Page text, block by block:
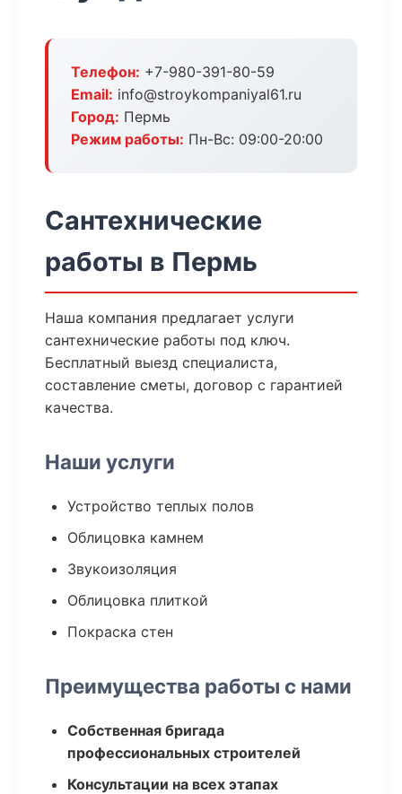
Телефон: +7-980-391-80-59
Email: info@stroykompaniyal61.ru
Город: Пермь
Режим работы: Пн-Вс: 09:00-20:00
Сантехнические
работы в Пермь
Наша компания предлагает услуги
сантехнические работы под ключ.
Бесплатный выезд специалиста,
составление сметы, договор с гарантией
качества.
Наши услуги
Устройство теплых полов
Облицовка камнем
Звукоизоляция
Облицовка плиткой
Покраска стен
Преимущества работы с нами
Собственная бригада
профессиональных строителей
Консультации на всех этапах